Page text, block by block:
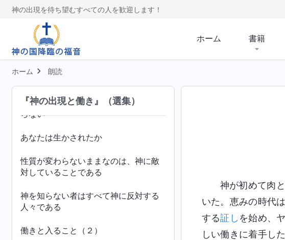
神の出現を待ち望むすべての人を歓迎します！
ホーム 書籍
ホーム 朗読
『神の出現と働き』（選集）
実践に集中する者だけが完全にされる
ことができる
聖霊の働きとサタンの働き
あなたは神への忠誠を保たなければな
らない
あなたは生かされたか
性質が変わらないままなのは、神に敵
対していることである
神を知らない者はすべて神に反対する
人々である
働きと入ること（２）
神が初めて肉
いた。恵みの時代
する証し を始め、
しい働きに着手し